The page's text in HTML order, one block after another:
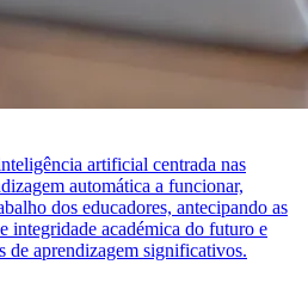
artificial centrada nas
automática a funcionar,
dos educadores, antecipando as
integridade académica do futuro e
de aprendizagem significativos.